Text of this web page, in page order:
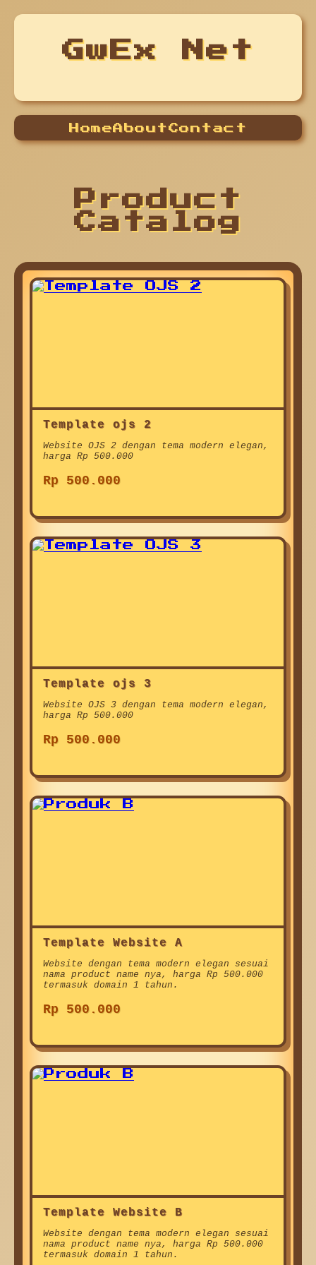
GwEx Net
HomeAbout Contact
Product
Catalog
Template ojs 2
Website OJS 2 dengan tema modern elegan,
harga Rp 500.000
Rp 500.000
Template ojs 3
Website OJS 3 dengan tema modern elegan,
harga Rp 500.000
Rp 500.000
Template Website A
Website dengan tema modern elegan sesuai
nama product name nya, harga Rp 500.000
termasuk domain 1 tahun.
Rp 500.000
Template Website B
Website dengan tema modern elegan sesuai
nama product name nya, harga Rp 500.000
termasuk domain 1 tahun.